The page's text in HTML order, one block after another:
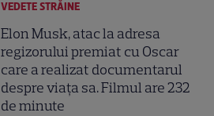
VEDETE STRĂINE
Elon Musk, atac la adresa
regizorului premiat cu Oscar
care a realizat documentarul
despre viața sa. Filmul are 232
de minute